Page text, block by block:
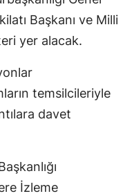
Başkanı ve Milli
yer alacak.
temsilcileriyle
davet
İzleme